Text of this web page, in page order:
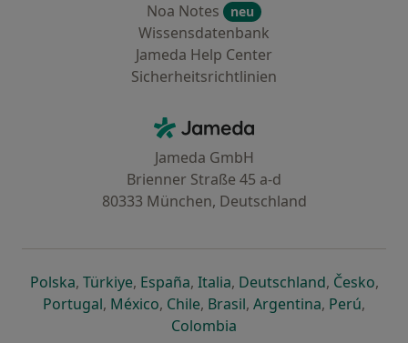
Noa Notes
neu
Wissensdatenbank
Jameda Help Center
Sicherheitsrichtlinien
Jameda - Startseite
Jameda GmbH
Brienner Straße 45 a-d
80333 München, Deutschland
Polskaöffnet in einer neuen Registerkarte
, Türkiyeöffnet in einer neuen Registerkarte
, Españaöffnet in einer neuen
, Italiaöffnet in einer neuen
, Deutschlandöffnet in
, Česko,
Portugalöffnet in einer neuen Registerkarte
, Méxicoöffnet in einer neuen Registerkarte
, Chileöffnet in einer neuen
, Brasilöffnet in einer neuen
, Argentinaöffnet in
, Perúöffnet
,
Colombia